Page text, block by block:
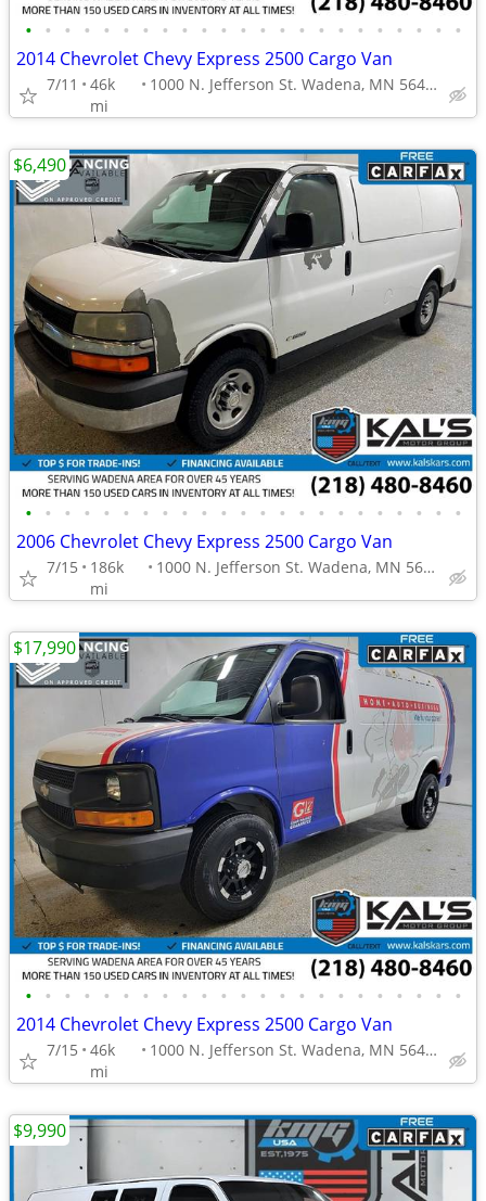
• • • • • • • • • • • • • • • • • • • • • • •
2014 Chevrolet Chevy Express 2500 Cargo Van
7/11
46k
mi
1000 N. Jefferson St. Wadena, MN 56482
• • • • • • • • • • • • • • • • • • • • • • •
2006 Chevrolet Chevy Express 2500 Cargo Van
7/15
186k
mi
1000 N. Jefferson St. Wadena, MN 56482
$6,490
• • • • • • • • • • • • • • • • • • • • • • •
2014 Chevrolet Chevy Express 2500 Cargo Van
7/15
46k
mi
1000 N. Jefferson St. Wadena, MN 56482
$17,990
$9,990